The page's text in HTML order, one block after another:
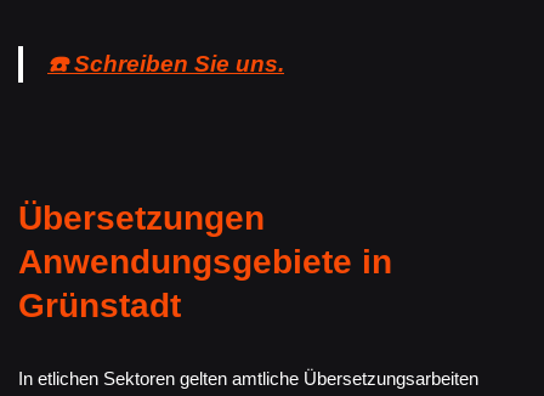
☎️ Schreiben Sie uns.
Übersetzungen
Anwendungsgebiete in
Grünstadt
In etlichen Sektoren gelten amtliche Übersetzungsarbeiten